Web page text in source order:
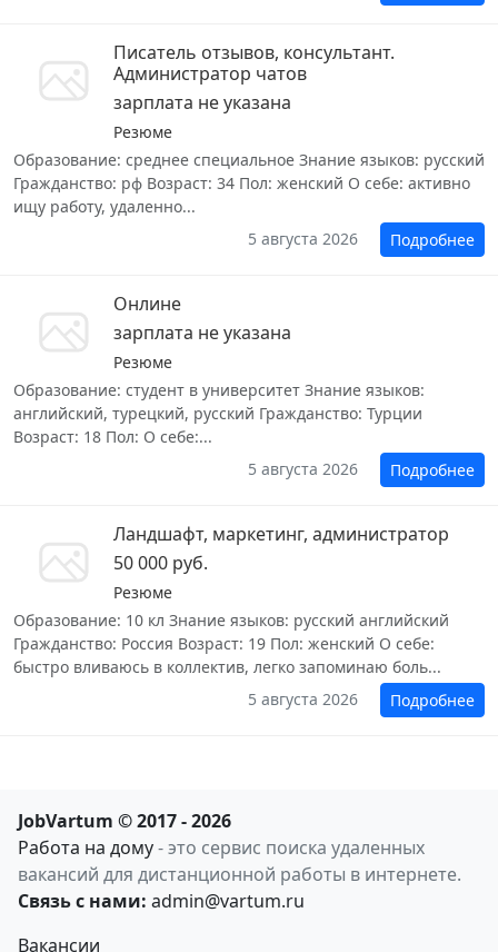
Писатель отзывов, консультант.
Администратор чатов
зарплата не указана
Резюме
Образование: среднее специальное Знание языков: русский
Гражданство: рф Возраст: 34 Пол: женский О себе: активно
ищу работу, удаленно...
5 августа 2026
Подробнее
Онлине
зарплата не указана
Резюме
Образование: студент в университет Знание языков:
английский, турецкий, русский Гражданство: Турции
Возраст: 18 Пол: О себе:...
5 августа 2026
Подробнее
Ландшафт, маркетинг, администратор
50 000 руб.
Резюме
Образование: 10 кл Знание языков: русский английский
Гражданство: Россия Возраст: 19 Пол: женский О себе:
быстро вливаюсь в коллектив, легко запоминаю боль...
5 августа 2026
Подробнее
JobVartum © 2017 - 2026
Работа на дому- это сервис поиска удаленных
вакансий для дистанционной работы в интернете.
Связь с нами: admin@vartum.ru
Вакансии